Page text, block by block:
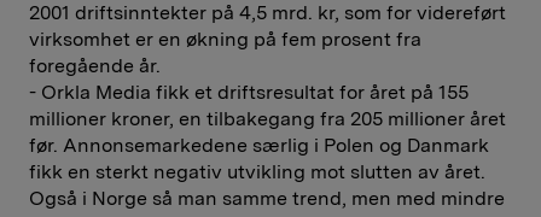
2001 driftsinntekter på 4,5 mrd. kr, som for videreført
virksomhet er en økning på fem prosent fra
foregående år.
- Orkla Media fikk et driftsresultat for året på 155
millioner kroner, en tilbakegang fra 205 millioner året
før. Annonsemarkedene særlig i Polen og Danmark
fikk en sterkt negativ utvikling mot slutten av året.
Også i Norge så man samme trend, men med mindre